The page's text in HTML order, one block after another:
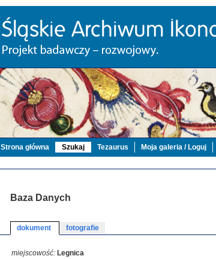
Strona główna Szukaj Tezaurus Moja galeria / Loguj
Baza Danych
dokument fotografie
miejscowość: Legnica